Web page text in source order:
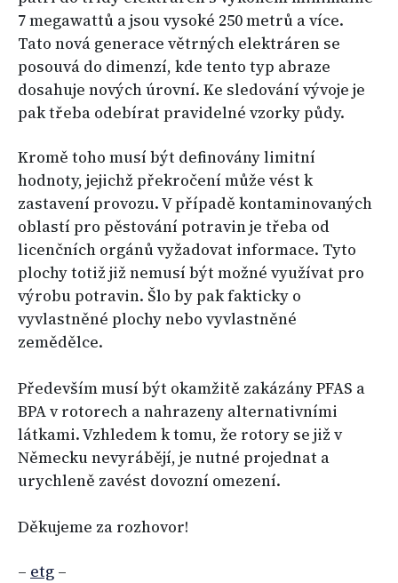
7 megawattů a jsou vysoké 250 metrů a více.
Tato nová generace větrných elektráren se
posouvá do dimenzí, kde tento typ abraze
dosahuje nových úrovní. Ke sledování vývoje je
pak třeba odebírat pravidelné vzorky půdy.
Kromě toho musí být definovány limitní
hodnoty, jejichž překročení může vést k
zastavení provozu. V případě kontaminovaných
oblastí pro pěstování potravin je třeba od
licenčních orgánů vyžadovat informace. Tyto
plochy totiž již nemusí být možné využívat pro
výrobu potravin. Šlo by pak fakticky o
vyvlastněné plochy nebo vyvlastněné
zemědělce.
Především musí být okamžitě zakázány PFAS a
BPA v rotorech a nahrazeny alternativními
látkami. Vzhledem k tomu, že rotory se již v
Německu nevyrábějí, je nutné projednat a
urychleně zavést dovozní omezení.
Děkujeme za rozhovor!
– etg –